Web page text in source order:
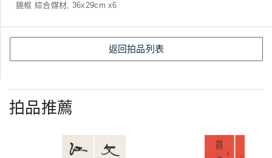
鏡框 綜合媒材, 36x29cm x6
返回拍品列表
拍品推薦